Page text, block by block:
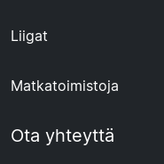
Liigat
Matkatoimistoja
Ota yhteyttä